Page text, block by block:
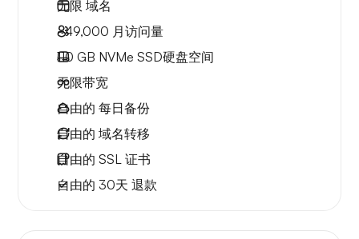
无限 域名
~49,000 月访问量
110 GB NVMe SSD硬盘空间
无限带宽
自由的 每日备份
自由的 域名转移
自由的 SSL 证书
自由的 30天 退款